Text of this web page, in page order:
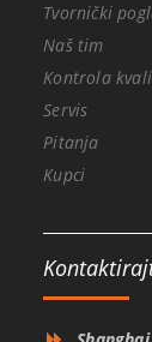
Tvornički
Naš tim
Kontrola
Servis
Pitanja
Kupci